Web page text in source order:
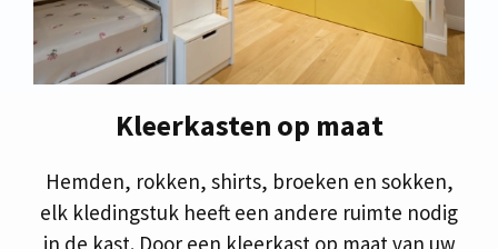
Kleerkasten op maat
Hemden, rokken, shirts, broeken en sokken,
elk kledingstuk heeft een andere ruimte nodig
in de kast. Door een kleerkast op maat van uw